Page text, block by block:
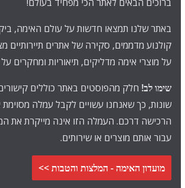
ברוכים הבאים לאתר הכי מפחיד בעולם!
באתר שלנו תמצאו חדשות על עולם האימה,
קולנוע מדממים, סקירה של אתרים תיירותיים
על מוצרי אימה מדליקים, תיאוריות ומחקרים
שימו לב! חלק מהפוסטים באתר כוללים
שונות, כך שאנחנו עשויים לקבל עמלה
הרכישה דרכם. העמלה הזו אינה מייקרת את
עבור אותם מוצרים או שירותים.
מועדון האימה - המלצות והטבות >>